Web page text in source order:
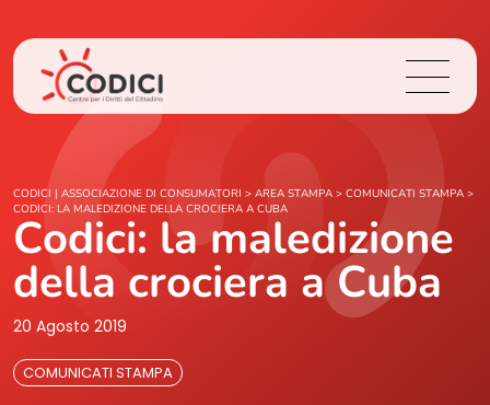
Chi Siamo
Cosa Facciamo
Area Stampa
CODICI | ASSOCIAZIONE DI CONSUMATORI > AREA STAMPA > COMUNICATI STAMPA >
CODICI: LA MALEDIZIONE DELLA CROCIERA A CUBA
Codici: la maledizione
della crociera a Cuba
20 Agosto 2019
COMUNICATI STAMPA